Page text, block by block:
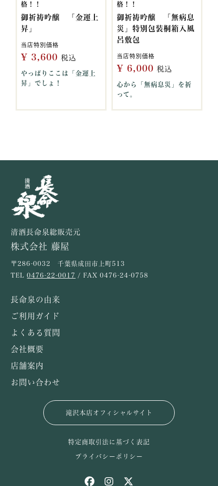
格！！
御祈祷吟醸 「金運上
昇」
当店特別価格
¥ 3,600 税込
やっぱりここは「金運上
昇」でしょ！
格！！
御祈祷吟醸 「無病息
災」特別包装桐箱入風
呂敷包
当店特別価格
¥ 6,000 税込
心から「無病息災」を祈
って。
清酒長命泉総販売元
株式会社 藤屋
〒286-0032 千葉県成田市上町513
TEL0476-22-0017 / FAX 0476-24-0758
長命泉の由来
ご利用ガイド
よくある質問
会社概要
店舗案内
お問い合わせ
滝沢本店オフィシャルサイト
特定商取引法に基づく表記
プライバシーポリシー